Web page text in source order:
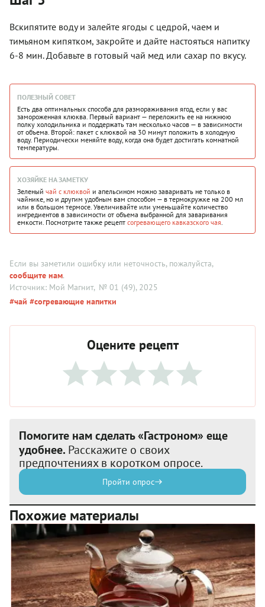
Вскипятите воду и залейте ягоды с цедрой, чаем и
тимьяном кипятком, закройте и дайте настояться напитку
6-8 мин. Добавьте в готовый чай мед или сахар по вкусу.
ПОЛЕЗНЫЙ СОВЕТ
Есть два оптимальных способа для размораживания ягод, если у вас
замороженная клюква. Первый вариант — переложить ее на нижнюю
полку холодильника и поддержать там несколько часов — в зависимости
от объема. Второй: пакет с клюквой на 30 минут положить в холодную
воду. Периодически меняйте воду, когда она будет достигать комнатной
температуры.
ХОЗЯЙКЕ НА ЗАМЕТКУ
Зеленый чай с клюквой и апельсином можно заваривать не только в
чайнике, но и другим удобным вам способом — в термокружке на 200 мл
или в большом термосе. Увеличивайте или уменьшайте количество
ингредиентов в зависимости от объема выбранной для заваривания
емкости. Посмотрите также рецепт согревающего кавказского чая
Если вы заметили ошибку или неточность, пожалуйста,
сообщите нам.
Источник: Мой Магнит, № 01 (49), 2025
#чай #согревающие напитки
Оцените рецепт
Помогите нам сделать «Гастроном» еще
удобнее. Расскажите о своих
предпочтениях в коротком опросе.
Пройти опрос
Похожие материалы